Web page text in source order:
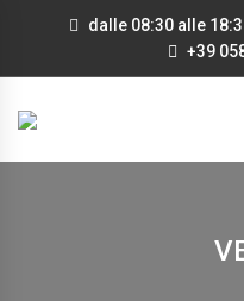
dalle 08:30 alle
+39